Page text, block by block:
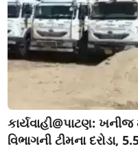
કાર્યવાહી@પાટણ:
વિભાગની ટીમના દરોડા,